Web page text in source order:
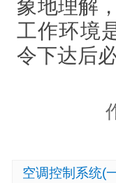
象地理解
工作环境
令下达后
空调控制系统(